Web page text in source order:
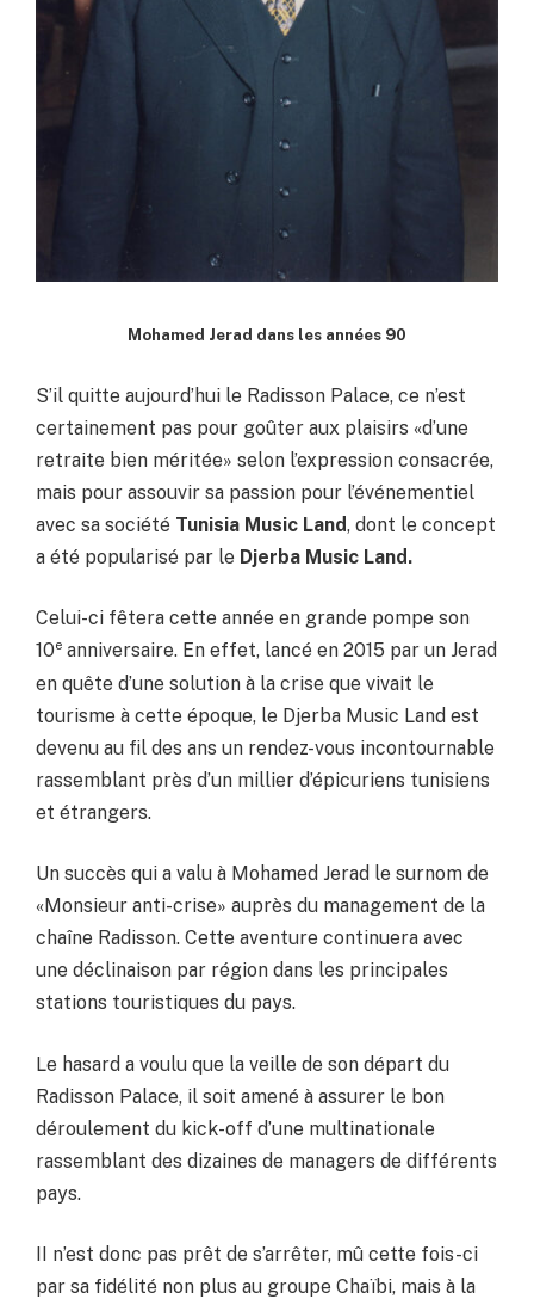
Mohamed Jerad dans les années 90
S’il quitte aujourd’hui le Radisson Palace, ce n’est
certainement pas pour goûter aux plaisirs «d’une
retraite bien méritée» selon l’expression consacrée,
mais pour assouvir sa passion pour l’événementiel
avec sa société Tunisia Music Land, dont le concept
a été popularisé par le Djerba Music Land.
Celui-ci fêtera cette année en grande pompe son
10e anniversaire. En effet, lancé en 2015 par un Jerad
en quête d’une solution à la crise que vivait le
tourisme à cette époque, le Djerba Music Land est
devenu au fil des ans un rendez-vous incontournable
rassemblant près d’un millier d’épicuriens tunisiens
et étrangers.
Un succès qui a valu à Mohamed Jerad le surnom de
«Monsieur anti-crise» auprès du management de la
chaîne Radisson. Cette aventure continuera avec
une déclinaison par région dans les principales
stations touristiques du pays.
Le hasard a voulu que la veille de son départ du
Radisson Palace, il soit amené à assurer le bon
déroulement du kick-off d’une multinationale
rassemblant des dizaines de managers de différents
pays.
II n’est donc pas prêt de s’arrêter, mû cette fois-ci
par sa fidélité non plus au groupe Chaïbi, mais à la